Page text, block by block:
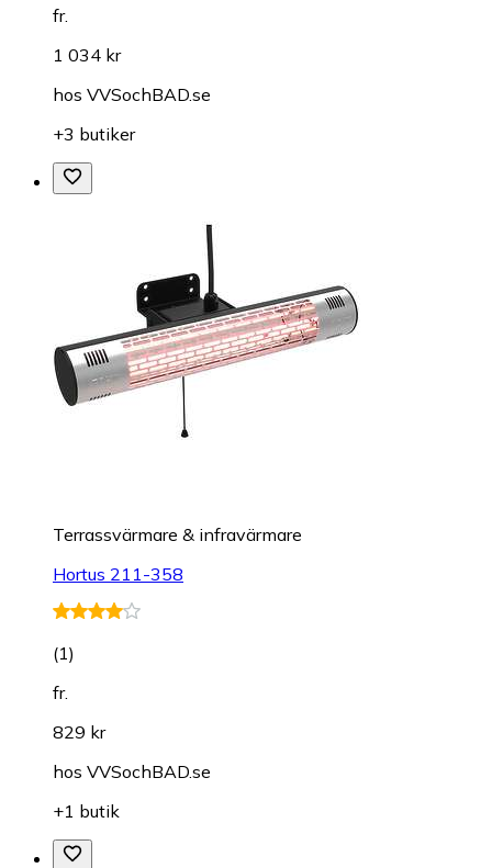
fr.
1 034 kr
hos VVSochBAD.se
+3 butiker
Terrassvärmare & infravärmare
Hortus 211-358
(1)
fr.
829 kr
hos VVSochBAD.se
+1 butik